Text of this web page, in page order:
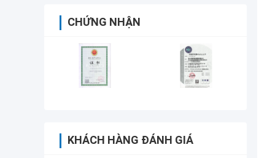
CHỨNG NHẬN
KHÁCH HÀNG ĐÁNH GIÁ